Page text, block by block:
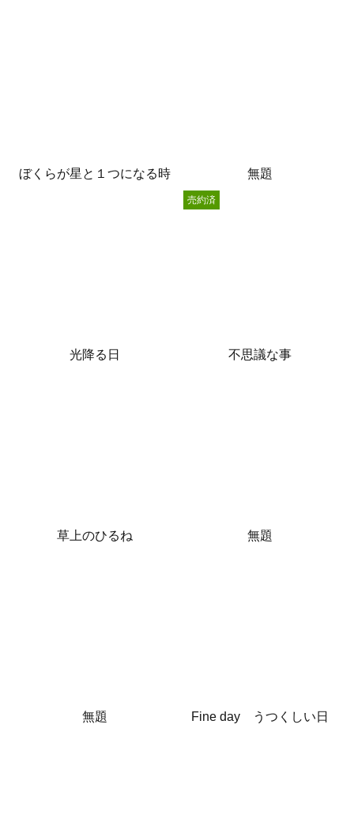
ぼくらが星と１つになる時 無題
光降る日 不思議な事
売約済
草上のひるね 無題
無題 Fine day うつくしい日